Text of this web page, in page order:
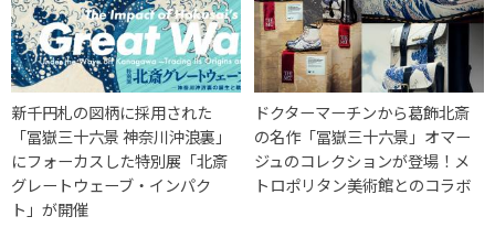
新千円札の図柄に採用された
「冨嶽三十六景 神奈川沖浪裏」
にフォーカスした特別展「北斎
グレートウェーブ・インパク
ト」が開催
ドクターマーチンから葛飾北斎
の名作「冨嶽三十六景」オマー
ジュのコレクションが登場！メ
トロポリタン美術館とのコラボ